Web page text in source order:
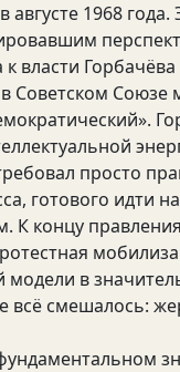
1968
власти
Советском Союзе
просто
готового идти
концу
в
всё смешалось: